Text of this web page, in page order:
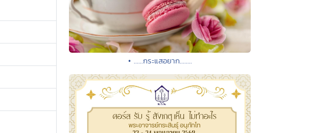
• ......กระแสอยาก........